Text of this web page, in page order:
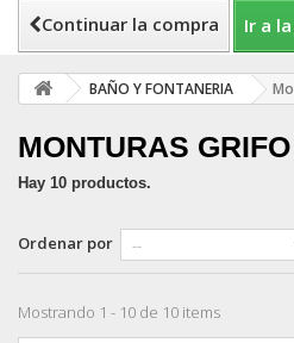
Continuar la compra Ir a
BAÑO Y FONTANERIA
MONTURAS GRIFO
Hay 10 productos.
Ordenar por
Mostrando 1 - 10 de 10 items